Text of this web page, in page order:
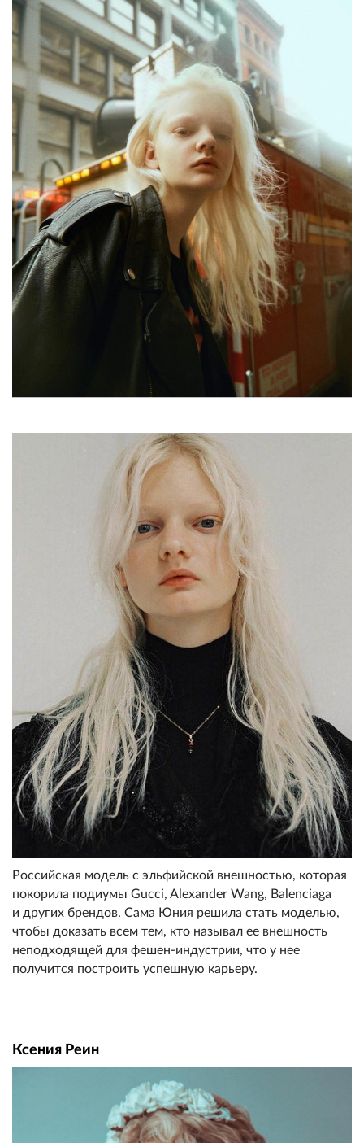
Российская модель с эльфийской внешностью, которая
покорила подиумы Gucci, Alexander Wang, Balenciaga
и других брендов. Сама Юния решила стать моделью,
чтобы доказать всем тем, кто называл ее внешность
неподходящей для фешен-индустрии, что у нее
получится построить успешную карьеру.
Ксения Реин